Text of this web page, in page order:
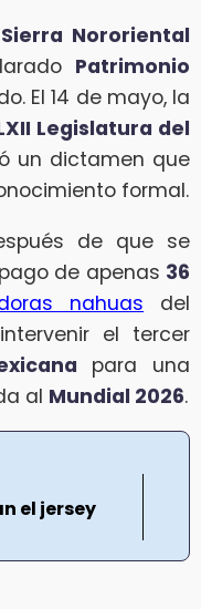
Sierra Nororiental
Patrimonio
El 14 de mayo, la
Legislatura del
un dictamen que
formal.
de que se
de apenas 36
nahuas del
el tercer
para una
al Mundial 2026.
el jersey